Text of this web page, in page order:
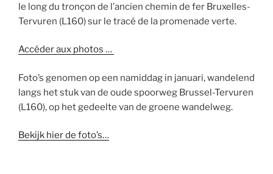
le long du tronçon de l’ancien chemin de fer Bruxelles-
Tervuren (L160) sur le tracé de la promenade verte.
Accéder aux photos …
Foto’s genomen op een namiddag in januari, wandelend
langs het stuk van de oude spoorweg Brussel-Tervuren
(L160), op het gedeelte van de groene wandelweg.
Bekijk hier de foto’s…